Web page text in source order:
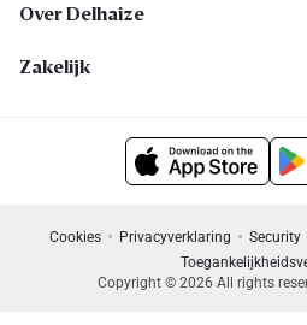
Over Delhaize
Zakelijk
Cookies Privacyverklaring Security
Copyright © 2026 All rights